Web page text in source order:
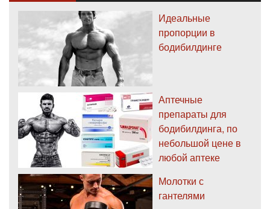
Идеальные
пропорции в
бодибилдинге
Аптечные
препараты для
бодибилдинга, по
небольшой цене в
любой аптеке
Молотки с
гантелями